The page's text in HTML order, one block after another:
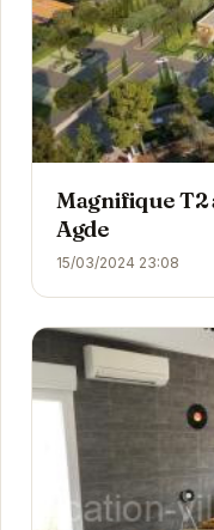
Magnifique T2
Agde
15/03/2024 23:08